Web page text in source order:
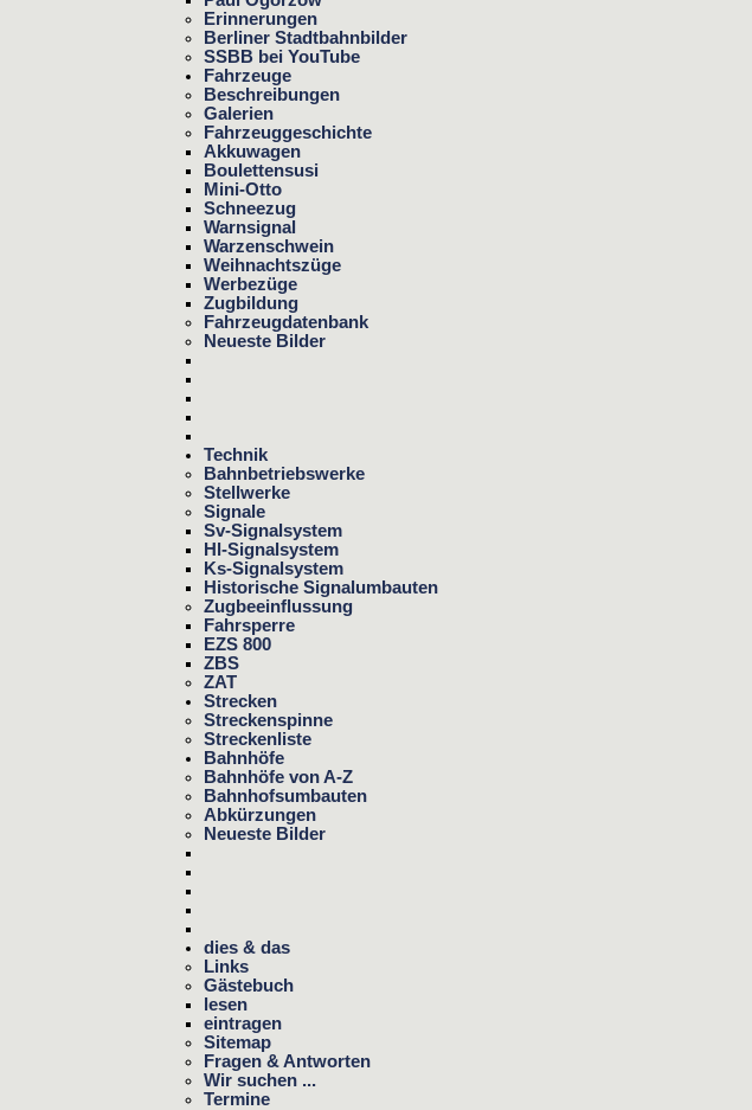
Erinnerungen
Berliner Stadtbahnbilder
SSBB bei YouTube
Fahrzeuge
Beschreibungen
Galerien
Fahrzeuggeschichte
Akkuwagen
Boulettensusi
Mini-Otto
Schneezug
Warnsignal
Warzenschwein
Weihnachtszüge
Werbezüge
Zugbildung
Fahrzeugdatenbank
Neueste Bilder
Technik
Bahnbetriebswerke
Stellwerke
Signale
Sv-Signalsystem
Hl-Signalsystem
Ks-Signalsystem
Historische Signalumbauten
Zugbeeinflussung
Fahrsperre
EZS 800
ZBS
ZAT
Strecken
Streckenspinne
Streckenliste
Bahnhöfe
Bahnhöfe von A-Z
Bahnhofsumbauten
Abkürzungen
Neueste Bilder
dies & das
Links
Gästebuch
lesen
eintragen
Sitemap
Fragen & Antworten
Wir suchen ...
Termine